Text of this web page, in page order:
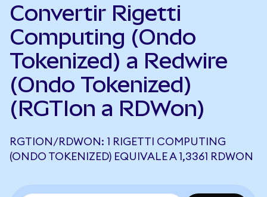
Convertir Rigetti
Computing (Ondo
Tokenized) a Redwire
(Ondo Tokenized)
(RGTIon a RDWon)
RGTION/RDWON: 1 RIGETTI COMPUTING
(ONDO TOKENIZED) EQUIVALE A 1,3361 RDWON